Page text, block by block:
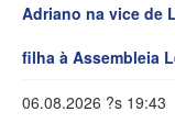
Adriano na vice de
filha à Assembleia
06.08.2026 ?s 19:43